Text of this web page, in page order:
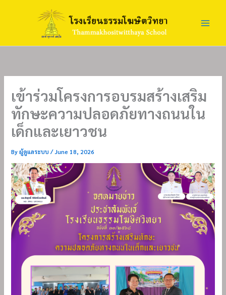
เข้าร่วมโครงการอบรมสร้างเสริม
ทักษะความปลอดภัยทางถนนใน
เด็กและเยาวชน
Byผู้ดูแลระบบ/June 18, 2026